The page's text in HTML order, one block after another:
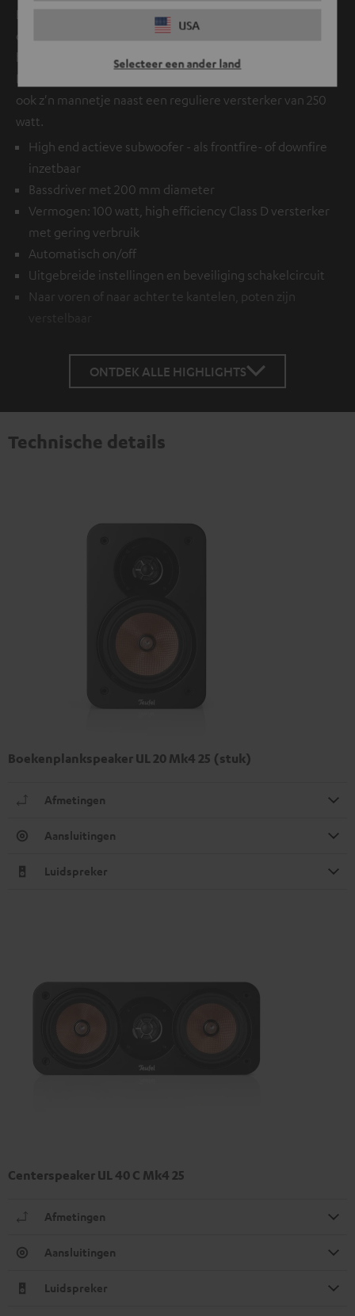
USA
Selecteer een ander land
Een Teufel primeur: de T 8 subwoofer is als frontfire én als
downfire subwoofer te gebruiken. Laat je niet voor de gek
houden door het vermogen van 100 watt. De nieuwe Class
ook z'n mannetje naast een reguliere versterker van 250
watt.
High end actieve subwoofer - als frontfire- of downfire
inzetbaar
Bassdriver met 200 mm diameter
Vermogen: 100 watt, high efficiency Class D versterker
met gering verbruik
Automatisch on/off
Uitgebreide instellingen en beveiliging schakelcircuit
Naar voren of naar achter te kantelen, poten zijn
ONTDEK ALLE HIGHLIGHTS
Technische details
Boekenplankspeaker UL 20 Mk4 25 (stuk)
Afmetingen
Aansluitingen
Luidspreker
Centerspeaker UL 40 C Mk4 25
Afmetingen
Aansluitingen
Luidspreker